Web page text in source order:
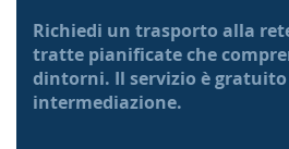
Richiedi un trasporto alla
tratte pianificate che
dintorni. Il servizio è gratuito
intermediazione.